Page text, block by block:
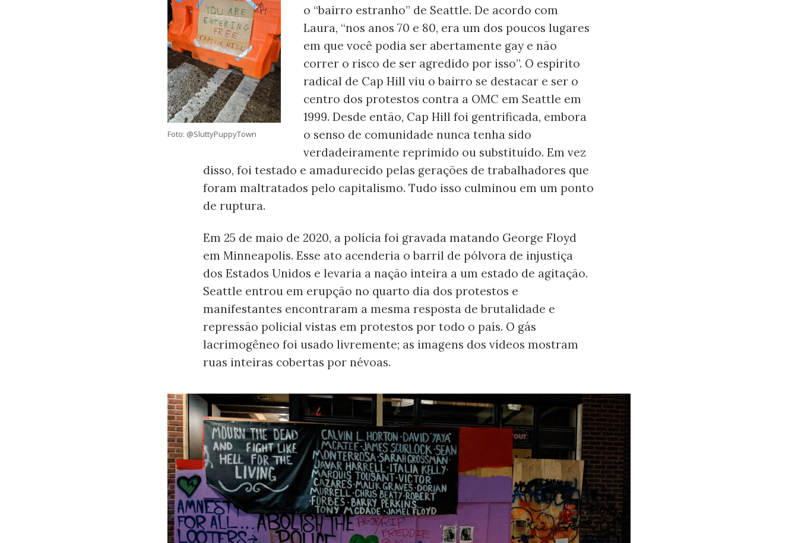
Foto: @SluttyPuppyTown
o “bairro estranho” de Seattle. De acordo com
Laura, “nos anos 70 e 80, era um dos poucos lugares
em que você podia ser abertamente gay e não
correr o risco de ser agredido por isso”. O espírito
radical de Cap Hill viu o bairro se destacar e ser o
centro dos protestos contra a OMC em Seattle em
1999. Desde então, Cap Hill foi gentrificada, embora
o senso de comunidade nunca tenha sido
verdadeiramente reprimido ou substituído. Em vez
disso, foi testado e amadurecido pelas gerações de trabalhadores que
foram maltratados pelo capitalismo. Tudo isso culminou em um ponto
de ruptura.
Em 25 de maio de 2020, a polícia foi gravada matando George Floyd
em Minneapolis. Esse ato acenderia o barril de pólvora de injustiça
dos Estados Unidos e levaria a nação inteira a um estado de agitação.
Seattle entrou em erupção no quarto dia dos protestos e
manifestantes encontraram a mesma resposta de brutalidade e
repressão policial vistas em protestos por todo o país. O gás
lacrimogêneo foi usado livremente; as imagens dos vídeos mostram
ruas inteiras cobertas por névoas.